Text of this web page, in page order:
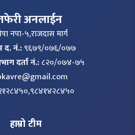
अनलाईन
नपा-५,राजदास मार्ग
द. नं.:९६७९/०७६/०७७
दर्ता नं.:८२०/०७४-७५
हाम्रो टीम